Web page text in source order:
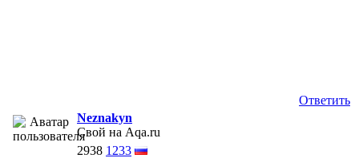
Ответить
Neznakyn
Свой на Aqa.ru
2938 1233